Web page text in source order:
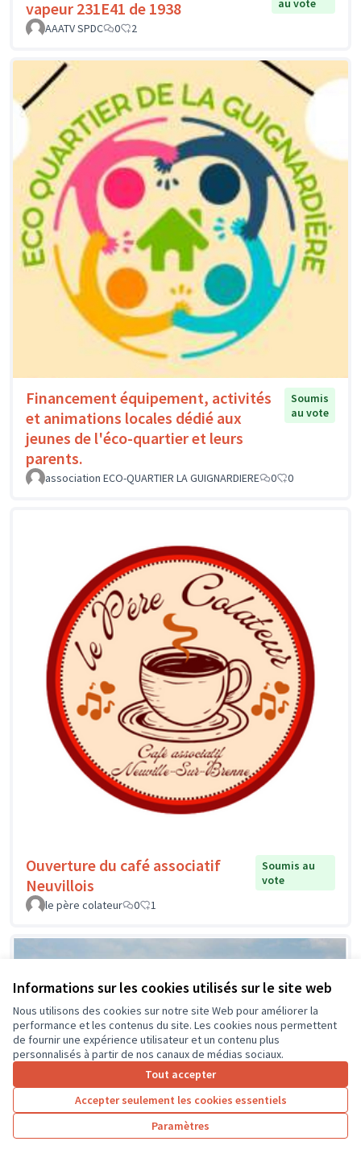
Informations sur les cookies utilisés sur le site web
Nous utilisons des cookies sur notre site Web pour améliorer la
performance et les contenus du site. Les cookies nous permettent
de fournir une expérience utilisateur et un contenu plus
personnalisés à partir de nos canaux de médias sociaux.
Tout accepter
Accepter seulement les cookies essentiels
Paramètres
vapeur 231E41 de 1938
au vote
AAATV SPDC
0 2
Financement équipement, activités
et animations locales dédié aux
jeunes de l'éco-quartier et leurs
parents.
Soumis
au vote
association ECO-QUARTIER LA GUIGNARDIERE 0 0
Ouverture du café associatif
Neuvillois
Soumis au
vote
le père colateur
0 1